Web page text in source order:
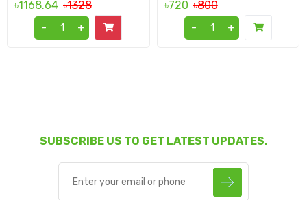
৳1168.64 ৳1328
-
+
৳720 ৳800
-
+
SUBSCRIBE US TO GET LATEST UPDATES.